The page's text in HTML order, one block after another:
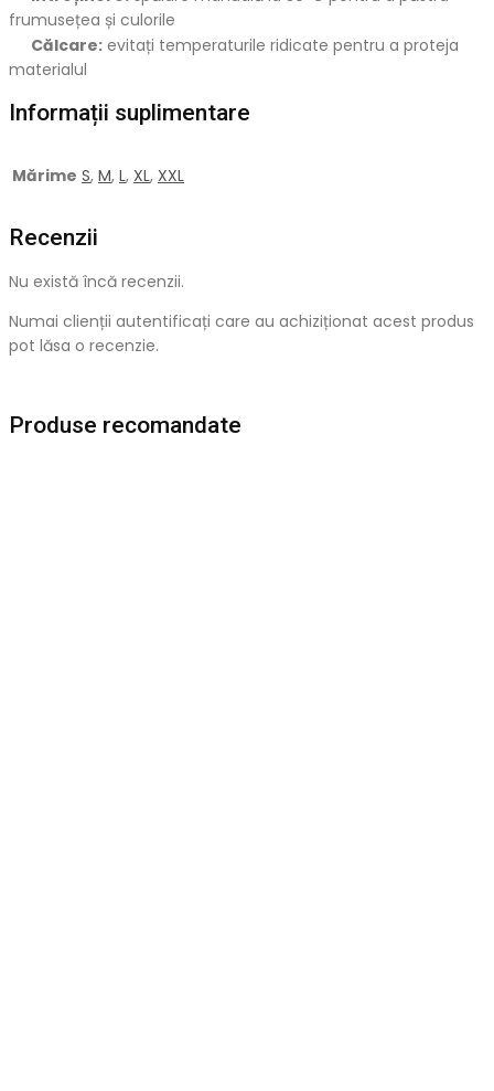
frumusețea și culorile
Călcare: evitați temperaturile ridicate pentru a proteja
materialul
Informații suplimentare
Mărime S, M, L, XL, XXL
Recenzii
Nu există încă recenzii.
Numai clienții autentificați care au achiziționat acest produs
pot lăsa o recenzie.
Produse recomandate